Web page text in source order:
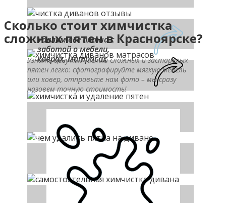
Удалим все пятна с
заботой о мебели,
коврах, матрасах
Сколько стоит химчистка
сложных пятен в Красноярске?
Узнать цену химчистки сложных и застарелых
пятен легко: сфотографируйте мягкую мебель
или ковер, отправьте нам фото – мы сразу
назовем точную стоимость!